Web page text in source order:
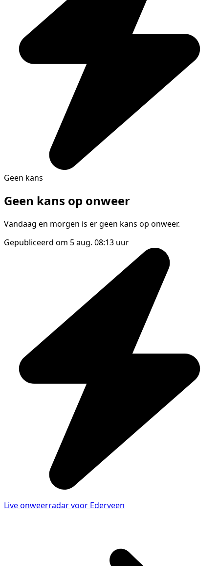
Geen kans
Geen kans op onweer
Vandaag en morgen is er geen kans op onweer.
Gepubliceerd om 5 aug. 08:13 uur
Live onweerradar voor Ederveen